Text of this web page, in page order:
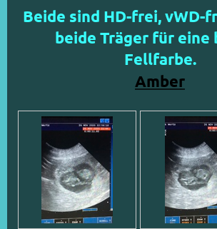
Beide sind HD-frei, vWD-
beide Träger für eine
Fellfarbe.
Amber